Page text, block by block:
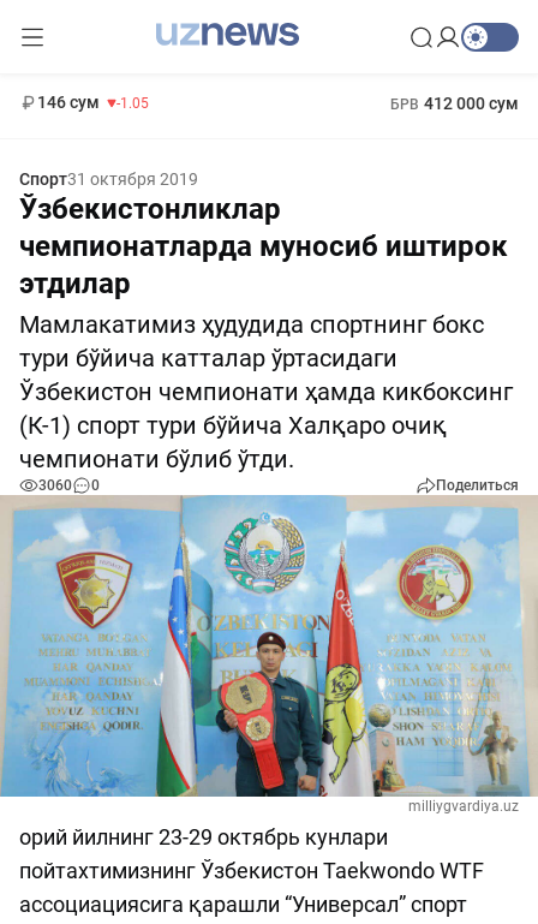
146 сум -1.05 БРВ 412 000 сум
Спорт31 октября 2019
Ўзбекистонликлар
чемпионатларда муносиб иштирок
этдилар
Мамлакатимиз ҳудудида спортнинг бокс
тури бўйича катталар ўртасидаги
Ўзбекистон чемпионати ҳамда кикбоксинг
(К-1) спорт тури бўйича Халқаро очиқ
чемпионати бўлиб ўтди.
3060 0 Поделиться
milliygvardiya.uz
орий йилнинг 23-29 октябрь кунлари
пойтахтимизнинг Ўзбекистон Taekwondo WTF
ассоциациясига қарашли “Универсал” спорт